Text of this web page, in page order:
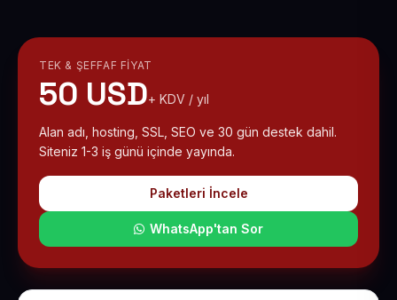
TEK & ŞEFFAF FIYAT
50 USD+ KDV / yıl
Alan adı, hosting, SSL, SEO ve 30 gün destek dahil.
Siteniz 1-3 iş günü içinde yayında.
Paketleri İncele
WhatsApp'tan Sor